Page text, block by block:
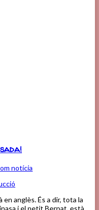
notícia
anglès. És a dir, tota la
i el petit Bernat, està